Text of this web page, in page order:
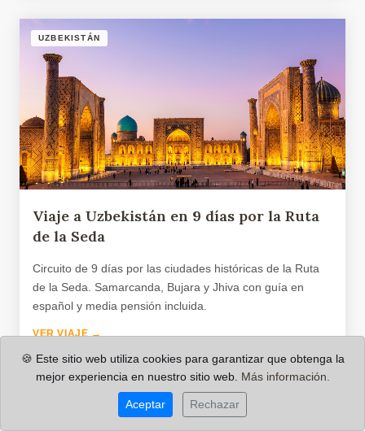
UZBEKISTÁN
Viaje a Uzbekistán en 9 días por la Ruta
de la Seda
Circuito de 9 días por las ciudades históricas de la Ruta
de la Seda. Samarcanda, Bujara y Jhiva con guía en
español y media pensión incluida.
VER VIAJE →
9 Dias / 7 Noches
PRECIO DESDE
🍪 Este sitio web utiliza cookies para garantizar que obtenga la
mejor experiencia en nuestro sitio web. Más información.
Aceptar Rechazar